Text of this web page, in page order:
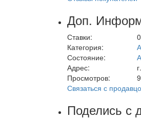
Доп.
Ставки:
0
Категория:
Состояние:
Адрес:
Просмотров:
Связаться с
Поделись с